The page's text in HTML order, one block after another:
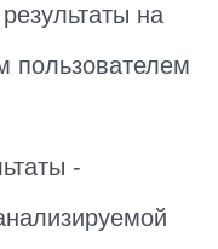
на
пользователем
-